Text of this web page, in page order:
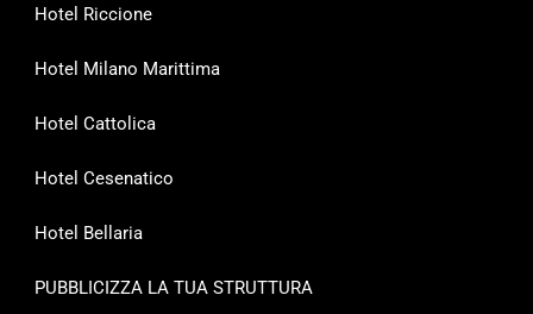
Hotel Riccione
Hotel Milano Marittima
Hotel Cattolica
Hotel Cesenatico
Hotel Bellaria
PUBBLICIZZA LA TUA STRUTTURA